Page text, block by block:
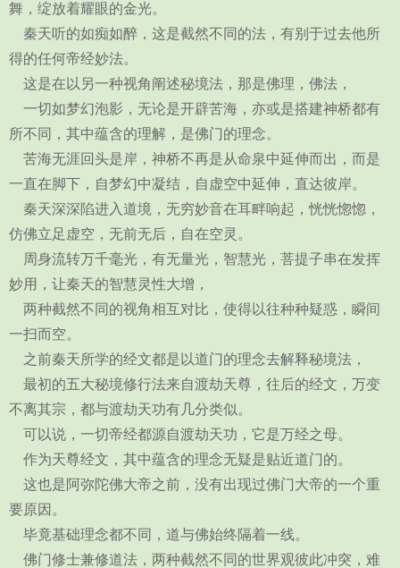
舞，绽放着耀眼的金光。
秦天听的如痴如醉，这是截然不同的法，有别于过去他所
得的任何帝经妙法。
这是在以另一种视角阐述秘境法，那是佛理，佛法，
一切如梦幻泡影，无论是开辟苦海，亦或是搭建神桥都有
所不同，其中蕴含的理解，是佛门的理念。
苦海无涯回头是岸，神桥不再是从命泉中延伸而出，而是
一直在脚下，自梦幻中凝结，自虚空中延伸，直达彼岸。
秦天深深陷进入道境，无穷妙音在耳畔响起，恍恍惚惚，
仿佛立足虚空，无前无后，自在空灵。
周身流转万千毫光，有无量光，智慧光，菩提子串在发挥
妙用，让秦天的智慧灵性大增，
两种截然不同的视角相互对比，使得以往种种疑惑，瞬间
一扫而空。
之前秦天所学的经文都是以道门的理念去解释秘境法，
最初的五大秘境修行法来自渡劫天尊，往后的经文，万变
不离其宗，都与渡劫天功有几分类似。
可以说，一切帝经都源自渡劫天功，它是万经之母。
作为天尊经文，其中蕴含的理念无疑是贴近道门的。
这也是阿弥陀佛大帝之前，没有出现过佛门大帝的一个重
要原因。
毕竟基础理念都不同，道与佛始终隔着一线。
佛门修士兼修道法，两种截然不同的世界观彼此冲突，难